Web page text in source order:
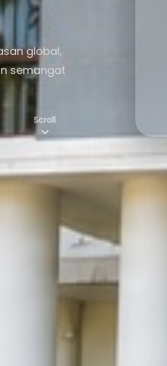
global,
semangat
Scroll